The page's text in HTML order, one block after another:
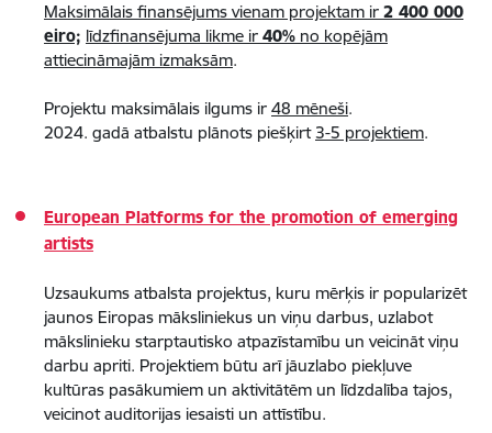
Maksimālais finansējums vienam projektam ir 2 400 000
eiro; līdzfinansējuma likme ir 40% no kopējām
attiecināmajām izmaksām.
Projektu maksimālais ilgums ir 48 mēneši.​​​​​
2024. gadā atbalstu plānots piešķirt3-5 projektiem.
European Platforms for the promotion of emerging
artists
Uzsaukums atbalsta projektus, kuru mērķis ir popularizēt
jaunos Eiropas māksliniekus un viņu darbus, uzlabot
mākslinieku starptautisko atpazīstamību un veicināt viņu
darbu apriti. Projektiem būtu arī jāuzlabo piekļuve
kultūras pasākumiem un aktivitātēm un līdzdalība tajos,
veicinot auditorijas iesaisti un attīstību.